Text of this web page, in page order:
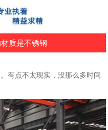
质是不锈钢
有点不太现实，没那么多时间